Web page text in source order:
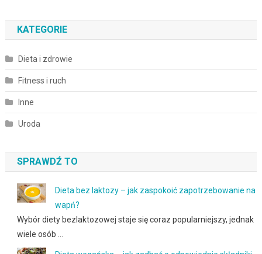
KATEGORIE
Dieta i zdrowie
Fitness i ruch
Inne
Uroda
SPRAWDŹ TO
Dieta bez laktozy – jak zaspokoić zapotrzebowanie na
wapń?
Wybór diety bezlaktozowej staje się coraz popularniejszy, jednak
wiele osób …